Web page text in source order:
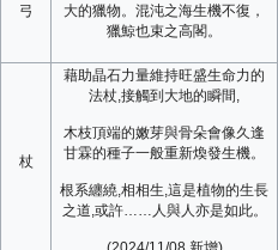
弓
大的獵物。混沌之海生機不復，
獵鯨也束之高閣。
杖
藉助晶石力量維持旺盛生命力的
法杖,接觸到大地的瞬間,
木枝頂端的嫩芽與骨朵會像久逢
甘霖的種子一般重新煥發生機。
根系纏繞,相相生,這是植物的生長
之道,或許……人與人亦是如此。